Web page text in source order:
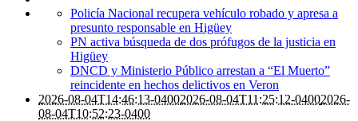
Policía Nacional recupera vehículo robado y apresa a
presunto responsable en Higüey
PN activa búsqueda de dos prófugos de la justicia en
Higüey
DNCD y Ministerio Público arrestan a “El Muerto”
reincidente en hechos delictivos en Veron
2026-08-04T14:46:13-04002026-08-04T11:25:12-04002026-
08-04T10:52:23-0400